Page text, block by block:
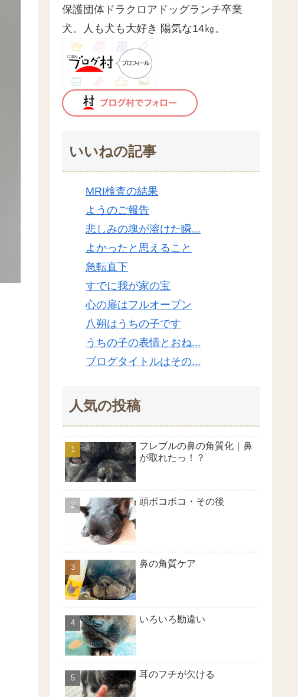
保護団体ドラクロアドッグランチ卒業
犬。人も犬も大好き 陽気な14㎏。
いいねの記事
MRI検査の結果
ようのご報告
悲しみの塊が溶けた瞬...
よかったと思えること
急転直下
すでに我が家の宝
心の扉はフルオープン
八朔はうちの子です
うちの子の表情とおね...
ブログタイトルはその...
人気の投稿
フレブルの鼻の角質化｜鼻
が取れたっ！？
頭ボコボコ・その後
鼻の角質ケア
いろいろ勘違い
耳のフチが欠ける